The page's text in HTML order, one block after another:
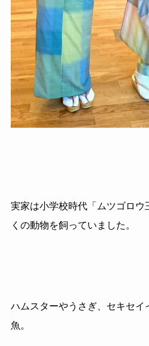
実家は小学校時代「ムツゴロウ
くの動物を飼っていました。
ハムスターやうさぎ、セキセイ
魚。